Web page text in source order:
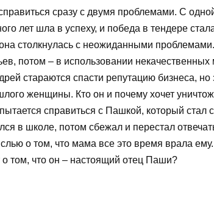
сразу с двумя проблемами. С
лет шла в успеху, и победа в тендере
столкнулась с неожиданными
потом – в использовании некачественных
стараются спасти репутацию бизнеса,
женщины. Кто он и почему хочет
справиться с Пашкой, который
в школе, потом сбежал и перестал
о том, что мама все это время врала
о том, что он – настоящий отец Паши?